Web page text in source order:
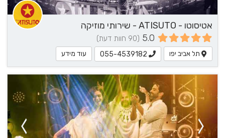
אטיסוטו - ATISUTO - שירותי מוזיקה
5.0 (90 חוות דעת)
תל אביב יפו 055-4539182 עוד מידע